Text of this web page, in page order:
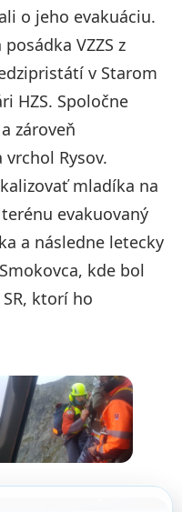
o jeho evakuáciu.
VZZS z
v Starom
HZS. Spoločne
zároveň
Rysov.
mladíka na
evakuovaný
a následne letecky
kde bol
ktorí ho